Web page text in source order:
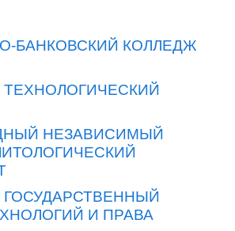
БАНКОВСКИЙ КОЛЛЕДЖ
НЕЗАВИСИМЫЙ
И ПРАВА